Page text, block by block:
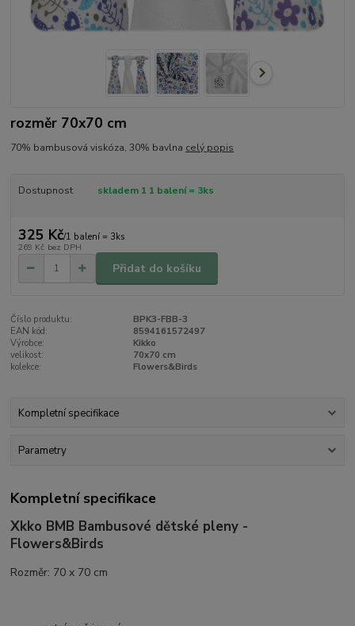
rozměr 70x70 cm
70% bambusová viskóza, 30% bavlna celý popis
Dostupnost skladem 1 1 balení = 3ks
325 Kč/1 balení = 3ks
269 Kč bez DPH
Přidat do košíku
Číslo produktu:
BPK3-FBB-3
EAN kód:
8594161572497
Výrobce:
Kikko
velikost:
70x70 cm
kolekce:
Flowers&Birds
Kompletní specifikace
Parametry
Kompletní specifikace
Xkko BMB Bambusové dětské pleny -
Flowers&Birds
Rozměr: 70 x 70 cm